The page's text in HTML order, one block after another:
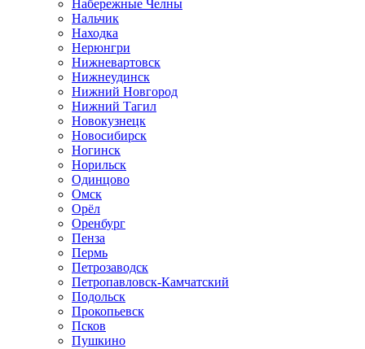
Набережные Челны
Нальчик
Находка
Нерюнгри
Нижневартовск
Нижнеудинск
Нижний Новгород
Нижний Тагил
Новокузнецк
Новосибирск
Ногинск
Норильск
Одинцово
Омск
Орёл
Оренбург
Пенза
Пермь
Петрозаводск
Петропавловск-Камчатский
Подольск
Прокопьевск
Псков
Пушкино